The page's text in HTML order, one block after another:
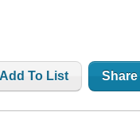
Add To List